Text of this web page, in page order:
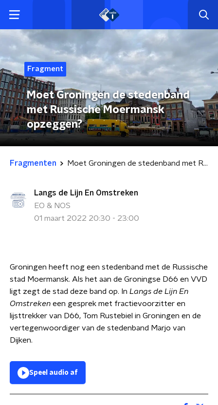
Fragment
Moet Groningen de stedenband
met Russische Moermansk
opzeggen?
Fragmenten Moet Groningen de stedenband met Russische Moermansk opzeggen?
Langs de Lijn En Omstreken
EO & NOS
01 maart 2022 20:30 - 23:00
Groningen heeft nog een stedenband met de Russische
stad Moermansk. Als het aan de Groningse D66 en VVD
ligt zegt de stad deze band op. In Langs de Lijn En
Omstreken een gesprek met fractievoorzitter en
lijsttrekker van D66, Tom Rustebiel in Groningen en de
vertegenwoordiger van de stedenband Marjo van
Dijken.
Speel audio af